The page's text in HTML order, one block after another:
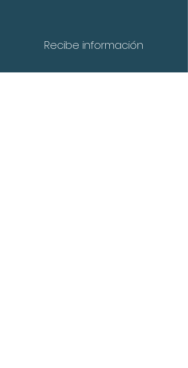
Recibe información
Nombre completo